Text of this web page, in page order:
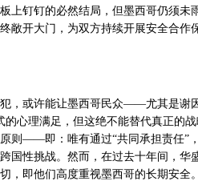
上钉钉的必然结局，但墨西哥仍须未
敞开大门，为双方持续开展安全合作
，或许能让墨西哥民众——尤其是谢
心理满足，但这绝不能替代真正的
则——即：唯有通过“共同承担责任”
国性挑战。然而，在过去十年间，华
，即他们高度重视墨西哥的长期安全。